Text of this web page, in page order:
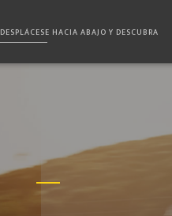
DESPLÁCESE HACIA ABAJO Y DESCUBRA